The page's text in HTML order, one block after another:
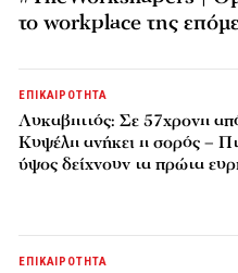
το workplace της
ΕΠΙΚΑΙΡΟΤΗΤΑ
Λυκαβηττός: Σε 57χρονη
Κυψέλη ανήκει η σορός –
ύψος δείχνουν τα πρώτα
ΕΠΙΚΑΙΡΟΤΗΤΑ